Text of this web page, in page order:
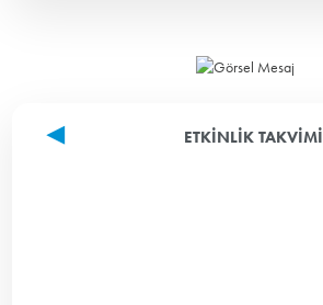
ETKINLIK TAKVIMI